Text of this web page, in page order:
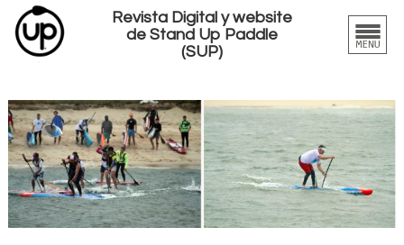
Revista Digital y website
de Stand Up Paddle
(SUP)